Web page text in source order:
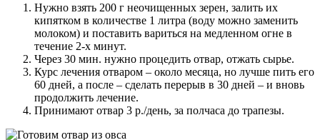
Нужно взять 200 г неочищенных зерен, залить их
кипятком в количестве 1 литра (воду можно заменить
молоком) и поставить вариться на медленном огне в
течение 2-х минут.
Через 30 мин. нужно процедить отвар, отжать сырье.
Курс лечения отваром – около месяца, но лучше пить его
60 дней, а после – сделать перерыв в 30 дней – и вновь
продолжить лечение.
Принимают отвар 3 р./день, за полчаса до трапезы.